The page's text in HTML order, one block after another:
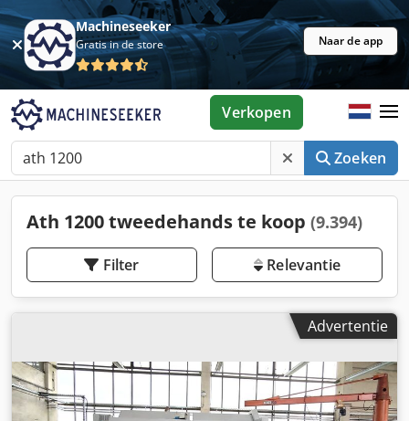
Machineseeker
Gratis in de store Naar de app
Zoeken
Verkopen
Ath 1200 tweedehands te koop (9.394)
Filter Relevantie
Advertentie